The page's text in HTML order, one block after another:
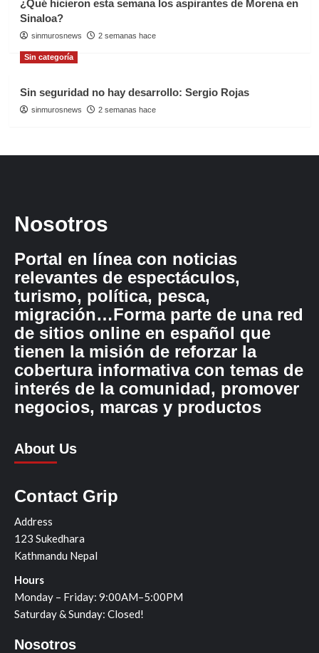
¿Qué hicieron esta semana los aspirantes de Morena en
Sinaloa?
sinmurosnews 2 semanas hace
Sin categoría
Sin seguridad no hay desarrollo: Sergio Rojas
sinmurosnews 2 semanas hace
Nosotros
Portal en línea con noticias
relevantes de espectáculos,
turismo, política, pesca,
migración…Forma parte de una red
de sitios online en español que
tienen la misión de reforzar la
cobertura informativa con temas de
interés de la comunidad, promover
negocios, marcas y productos
About Us
Contact Grip
Address
123 Sukedhara
Kathmandu Nepal
Hours
Monday – Friday: 9:00AM–5:00PM
Saturday & Sunday: Closed!
Nosotros